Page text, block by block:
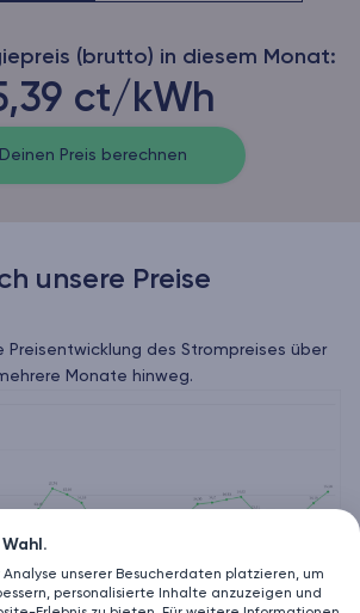
(brutto) in diesem Monat:
ct/kWh
Deinen Preis berechnen
unsere Preise
Preisentwicklung des Strompreises über
Monate hinweg.
Analyse unserer Besucherdaten platzieren, um
personalisierte Inhalte anzuzeigen und